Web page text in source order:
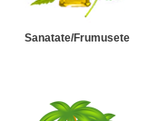
Sanatate/Frumusete